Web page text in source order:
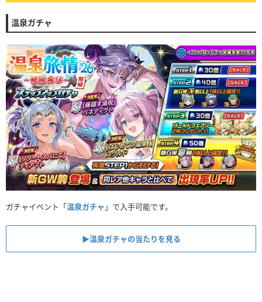
温泉ガチャ
ガチャイベント「温泉ガチャ 」で入手可能です。
▶︎温泉ガチャの当たりを見る